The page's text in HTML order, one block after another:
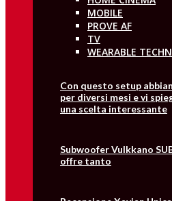
MOBILE
PROVE AF
TV
WEARABLE
Con questo setup
per diversi mesi e vi
una scelta interessante
Subwoofer Vulkkano
offre tanto